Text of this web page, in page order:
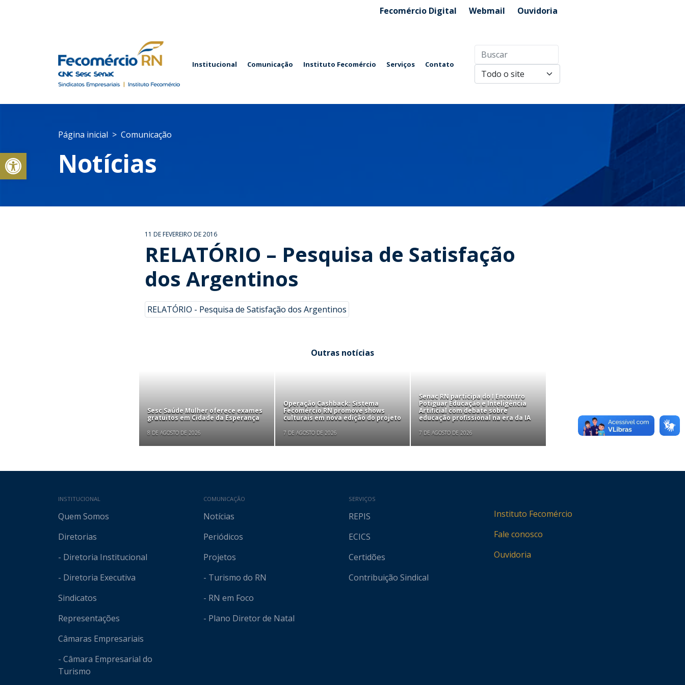
Abrir a barra de ferramentas
Fecomércio Digital Webmail Ouvidoria
Institucional Comunicação Instituto Fecomércio Serviços Contato
Página inicial Comunicação
Notícias
11 DE FEVEREIRO DE 2016
RELATÓRIO – Pesquisa de Satisfação
dos Argentinos
RELATÓRIO - Pesquisa de Satisfação dos Argentinos
Outras notícias
Sesc Saúde Mulher oferece exames
gratuitos em Cidade da Esperança
8 DE AGOSTO DE 2026
Operação Cashback: Sistema
Fecomércio RN promove shows
culturais em nova edição do projeto
7 DE AGOSTO DE 2026
Senac RN participa do I Encontro
Potiguar Educação e Inteligência
Artificial com debate sobre
educação profissional na era da IA
7 DE AGOSTO DE 2026
Mapa do site
INSTITUCIONAL
Quem Somos
Diretorias
- Diretoria Institucional
- Diretoria Executiva
Sindicatos
Representações
Câmaras Empresariais
- Câmara Empresarial do
Turismo
COMUNICAÇÃO
Notícias
Periódicos
Projetos
- Turismo do RN
- RN em Foco
- Plano Diretor de Natal
SERVIÇOS
REPIS
ECICS
Certidões
Contribuição Sindical
Instituto Fecomércio
Fale conosco
Ouvidoria